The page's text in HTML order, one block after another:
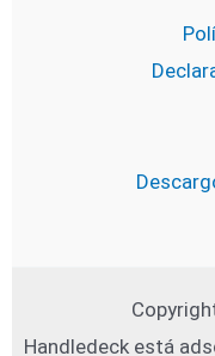
Handledeck está